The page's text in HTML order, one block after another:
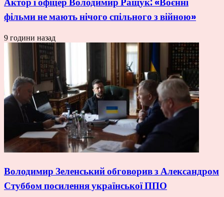
фільми не мають нічого спільного з війною»
9 години назад
Володимир Зеленський обговорив з Александром
Стуббом посилення української ППО